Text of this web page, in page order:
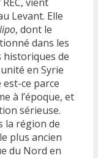
Levant. Elle
, dont le
dans les
historiques de
en Syrie
ce parce
à l’époque, et
sérieuse.
la région de
plus ancien
du Nord en